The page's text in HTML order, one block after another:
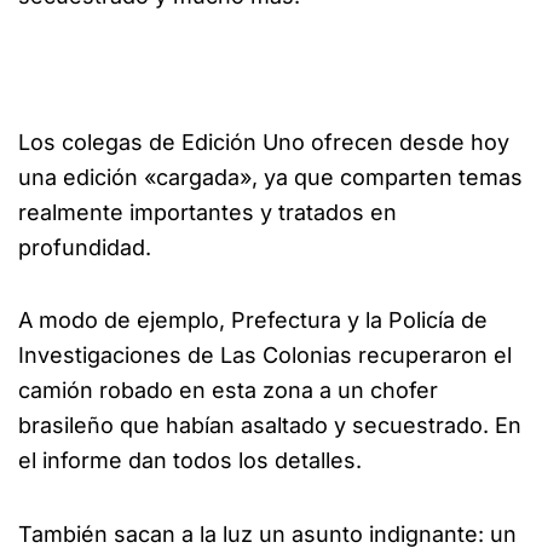
Los colegas de Edición Uno ofrecen desde hoy
una edición «cargada», ya que comparten temas
realmente importantes y tratados en
profundidad.
A modo de ejemplo, Prefectura y la Policía de
Investigaciones de Las Colonias recuperaron el
camión robado en esta zona a un chofer
brasileño que habían asaltado y secuestrado. En
el informe dan todos los detalles.
También sacan a la luz un asunto indignante: un